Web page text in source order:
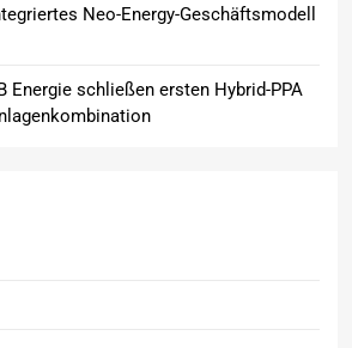
Neo-Energy-Geschäftsmodell
Energie schließen ersten Hybrid-PPA